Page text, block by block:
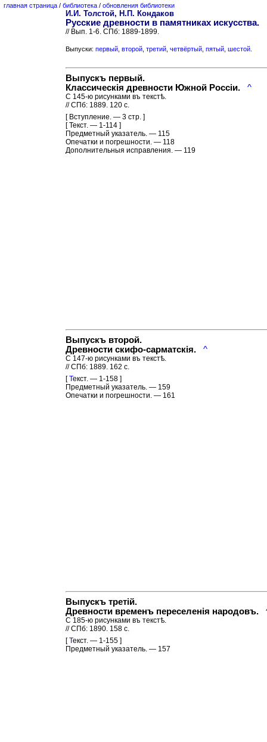
главная страница / библиотека / обновления библиотеки
И.И. Толстой, Н.П. Кондаков
Русские древности в памятниках искусства.
// Вып. 1-6. СПб: 1889-1899.
Выпуски: первый второй третий четвёртый пятый шестой
Выпускъ первый.
Классическiя древности Южной Россiи.
^
С 145-ю рисунками въ текстѣ.
// СПб: 1889. 120 с.
[ Вступление. — 3 стр. ]
[ Текст. — 1-114 ]
Предметный указатель. — 115
Опечатки и погрешности. — 118
Дополнительныя исправления. — 119
Выпускъ второй.
Древности скифо-сарматскiя.
^
С 147-ю рисунками въ текстѣ.
// СПб: 1889. 162 с.
[Текст. — 1-158 ]
Предметный указатель. — 159
Опечатки и погрешности. — 161
Выпускъ третiй.
Древности временъ переселенiя народовъ.
С 185-ю рисунками въ текстѣ.
// СПб: 1890. 158 с.
[Текст. — 1-155 ]
Предметный указатель. — 157